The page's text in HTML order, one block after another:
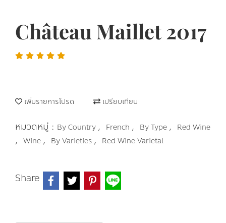
Château Maillet 2017
เพิ่มรายการโปรด เปรียบเทียบ
หมวดหมู่ : By Country , French , By Type , Red Wine
, Wine , By Varieties , Red Wine Varietal
Share